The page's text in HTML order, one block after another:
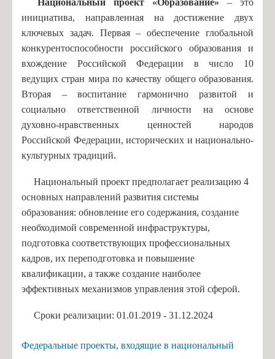
Амосёнок Н.Л., учитель математики
Дедова Т.В., учитель математики
Григорьева Г.И., учитель русского языка
Иванова С.А., учитель русского языка
Чернявская К.А., учитель русского языка
Удальцова М.Д., учитель русского языка
Косаржевская Я.Л., учитель географии
Криворученко Д.А., учитель истории
Тиханова С.С., учитель биологии
Исакова О.Ю., учитель математики
Ермолаев А.Я., учитель физики
Журавлёва А.В., учитель технологии
Егоров И.А., учитель физической культуры
Кожевникова Е.А., воспитатель ГПД
Платонова О.С, учитель математики
Денисевич Т.А. - учитель английского и немецкого языка
Национальный проект «Образование» – это
инициатива, направленная на достижение двух
ключевых задач. Первая – обеспечение глобальной
конкурентоспособности российского образования и
вхождение Российской Федерации в число 10
ведущих стран мира по качеству общего образования.
Вторая – воспитание гармонично развитой и
социально ответственной личности на основе
духовно-нравственных ценностей народов
Российской Федерации, исторических и национально-
культурных традиций.
Национальный проект предполагает реализацию 4
основных направлений развития системы
образования: обновление его содержания, создание
необходимой современной инфраструктуры,
подготовка соответствующих профессиональных
кадров, их переподготовка и повышение
квалификации, а также создание наиболее
эффективных механизмов управления этой сферой.
Сроки реализации: 01.01.2019 - 31.12.2024
Федеральные проекты, входящие в национальный